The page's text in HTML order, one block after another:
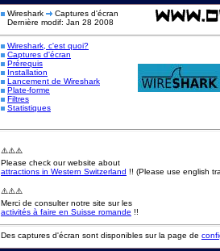
Wireshark
Captures d'écran
Dernière modif: Jan 28 2008
Wireshark, c'est quoi?
Captures d'écran
Prérequis
Installation
Lancement de Wireshark
Plate-forme
Filtres
Statistiques
⚠️⚠️⚠️
Please check our website about
attractions in Western Switzerland !! (Please use english
⚠️⚠️⚠️
Merci de consulter notre site sur les
activités à faire en Suisse romande !!
Des captures d'écran sont disponibles sur la page de